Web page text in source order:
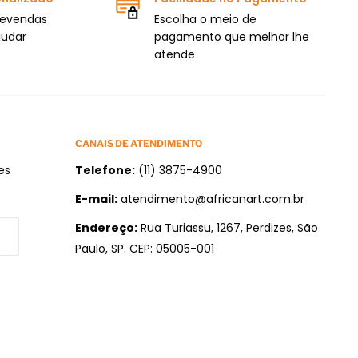
Escolha o meio de
pagamento que melhor lhe
atende
CANAIS DE ATENDIMENTO
Telefone: (11) 3875-4900
E-mail: atendimento@africanart.com.br
Endereço: Rua Turiassu, 1267, Perdizes, São
Paulo, SP. CEP: 05005-001